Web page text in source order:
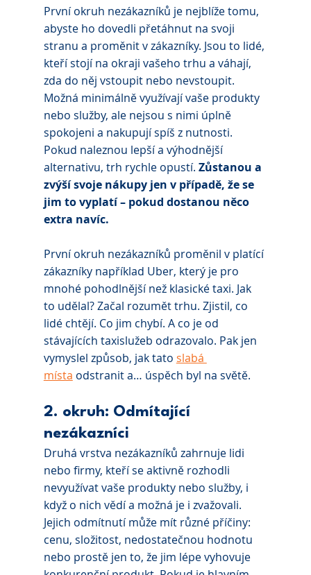
První okruh nezákazníků je nejblíže tomu,
abyste ho dovedli přetáhnut na svoji
stranu a proměnit v zákazníky. Jsou to lidé,
kteří stojí na okraji vašeho trhu a váhají,
zda do něj vstoupit nebo nevstoupit.
Možná minimálně využívají vaše produkty
nebo služby, ale nejsou s nimi úplně
spokojeni a nakupují spíš z nutnosti.
Pokud naleznou lepší a výhodnější
alternativu, trh rychle opustí. Zůstanou a
zvýší svoje nákupy jen v případě, že se
jim to vyplatí – pokud dostanou něco
extra navíc.
První okruh nezákazníků proměnil v platící
zákazníky například Uber, který je pro
mnohé pohodlnější než klasické taxi. Jak
to udělal? Začal rozumět trhu. Zjistil, co
lidé chtějí. Co jim chybí. A co je od
stávajících taxislužeb odrazovalo. Pak jen
vymyslel způsob, jak tato slabá
místa odstranit a… úspěch byl na světě.
2. okruh: Odmítající
nezákazníci
Druhá vrstva nezákazníků zahrnuje lidi
nebo firmy, kteří se aktivně rozhodli
nevyužívat vaše produkty nebo služby, i
když o nich vědí a možná je i zvažovali.
Jejich odmítnutí může mít různé příčiny:
cenu, složitost, nedostatečnou hodnotu
nebo prostě jen to, že jim lépe vyhovuje